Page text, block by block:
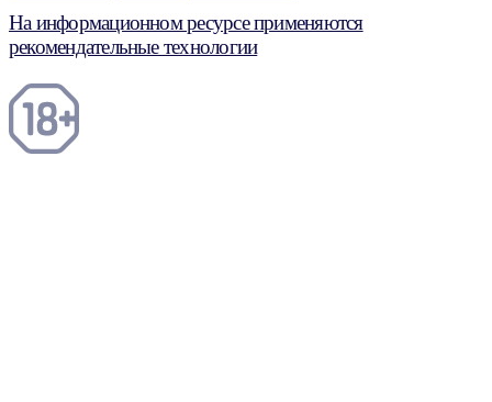
На информационном ресурсе применяются
рекомендательные технологии